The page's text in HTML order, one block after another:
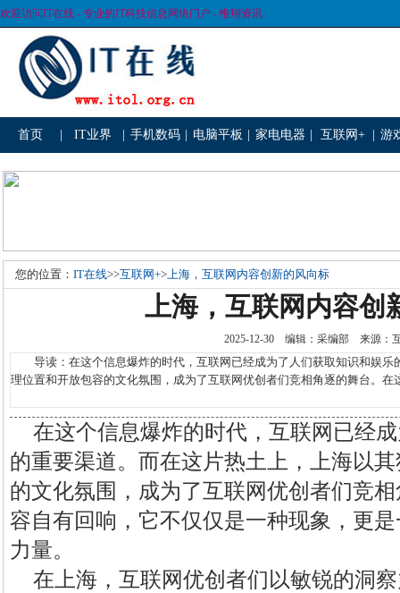
欢迎访问IT在线 - 专业的IT科技信息网络门户 - 惟翔资讯
首页 IT业界 手机数码 电脑平板 家电电器 互联网+ 游
您的位置： IT在线>>互联网+>上海，互联网内容创新的风向标
上海，互联网内容创
2025-12-30 编辑：采编部 来源
导读：在这个信息爆炸的时代，互联网已经成为了人们获取知识和娱乐
理位置和开放包容的文化氛围，成为了互联网优创者们竞相角逐的舞台。在
在这个信息爆炸的时代，互联网已经
的重要渠道。而在这片热土上，上海以
的文化氛围，成为了互联网优创者们竞
容自有回响，它不仅仅是一种现象，更
力量。
在上海，互联网优创者们以敏锐的洞